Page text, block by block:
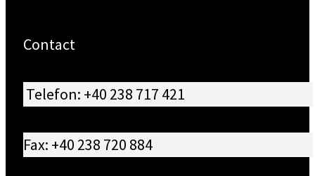
Contact
Telefon: +40 238 717 421
Fax: +40 238 720 884